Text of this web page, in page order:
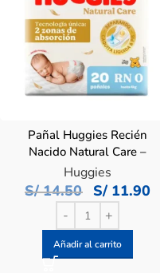
Pañal Huggies Recién
Nacido Natural Care –
Bolsa 20 Un
Huggies
S/14.50 S/11.90
Añadir al carrito